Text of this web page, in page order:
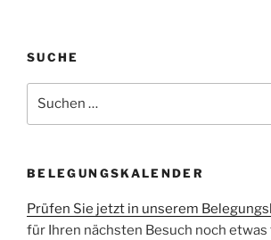
SUCHE
nach:
BELEGUNGSKALENDER
Prüfen Sie jetzt in unserem
für Ihren nächsten Besuch noch etwas